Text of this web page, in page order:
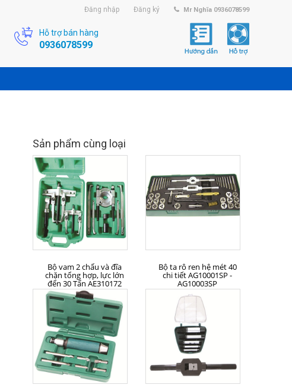
Đăng nhập Đăng ký Mr Nghĩa 0936078599
Hỗ trợ bán hàng
0936078599
Sản phẩm cùng loại
MUA HÀNG
Bộ vam 2 chấu và đĩa
chặn tổng hợp, lực lớn
đến 30 Tấn AE310172
Bộ ta rô ren hệ mét 40
chi tiết AG10001SP -
AG10003SP